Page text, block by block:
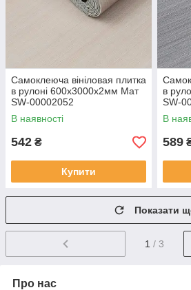
Самоклеюча вініловая плитка
в рулоні 600х3000х2мм Мат
SW-00002052
В наявності
542 ₴
Купити
в
SW-
В
589
Показати
1 / 3
Про нас